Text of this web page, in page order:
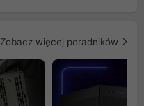
Zobacz więcej poradników